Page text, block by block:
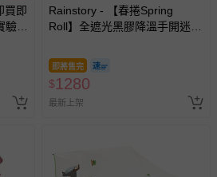
音商品或電腦軟體（例如 DVD、CD
之數位內容或一經提供即為完成之線
事先同意始提供（例如線上課程、遊
。
如尿布、貼身衣物、泳裝、襪子、地
買即
室
))
Rainstory - 【春捲Spring
Roll】全遮光黑膠降溫手開迷你
即將售完
$1280
最新上架